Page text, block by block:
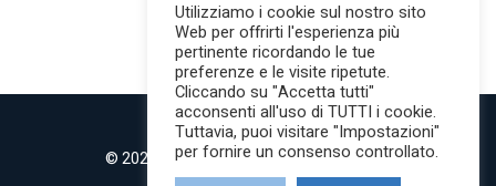
© 2022 MilanoMind | Tutti i diritti riservati.
Utilizziamo i cookie sul nostro sito
Web per offrirti l'esperienza più
pertinente ricordando le tue
preferenze e le visite ripetute.
Cliccando su "Accetta tutti"
acconsenti all'uso di TUTTI i cookie.
Tuttavia, puoi visitare "Impostazioni"
per fornire un consenso controllato.